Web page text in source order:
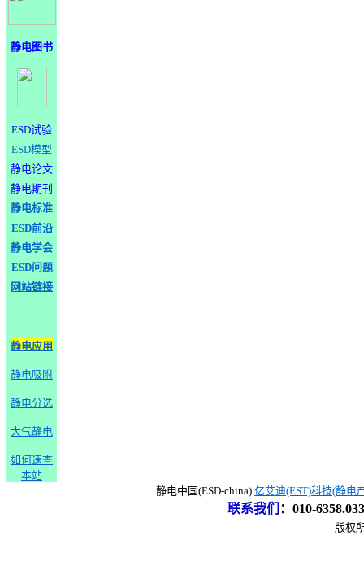
静电图书
ESD试验
ESD模型
静电论文
静电期刊
静电标准
ESD前沿
静电学会
ESD问题
网站链接
静电应用
静电吸附
静电分选
大气静电
如何速查
本站
静电中国(ESD-china) 亿艾迪(EST)科技(静电
联系我们 ： 010-
版权